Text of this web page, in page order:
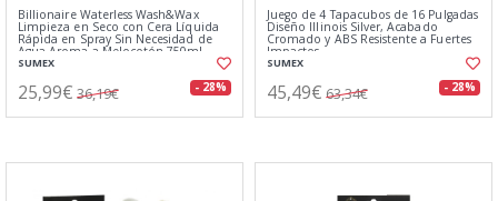
Billionaire Waterless Wash&Wax
Limpieza en Seco con Cera Líquida
Rápida en Spray Sin Necesidad de
Agua Aroma a Melocotón 750ml
SUMEX
25,99€ 36,19€ - 28%
Juego de 4 Tapacubos de 16 Pulgadas
Diseño Illinois Silver, Acabado
Cromado y ABS Resistente a Fuertes
Impactos
SUMEX
45,49€ 63,34€ - 28%